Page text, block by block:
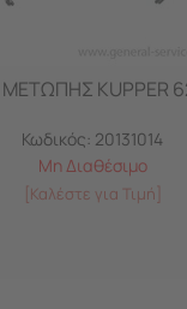
KUPPER
Κωδικός: 20131014
Μη Διαθέσιμο
[Καλέστε για Τιμή]